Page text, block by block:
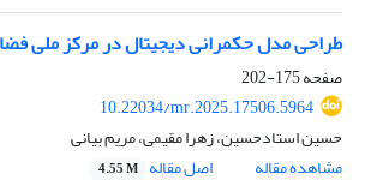
طراحی مدل حکمرانی دیجیتال در مرکز ملی
صفحه175-202
10.22034/mr.2025.17506.5964
حسین استادحسین، زهرا مقیمی، مریم بیانی
مشاهده مقاله
اصل مقاله 4.55 M